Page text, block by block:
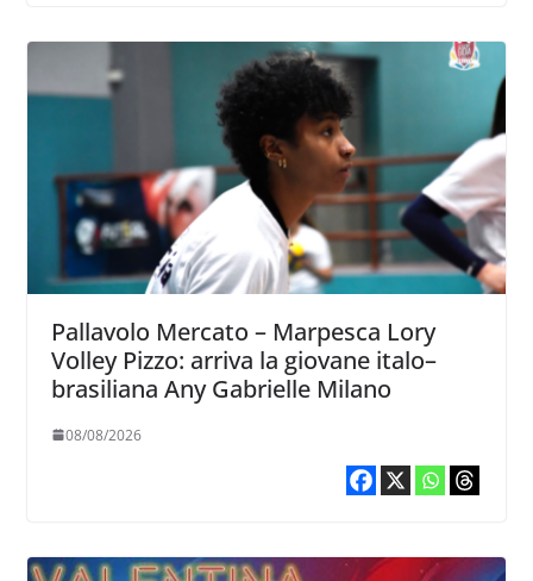
Pallavolo Mercato – Marpesca Lory
Volley Pizzo: arriva la giovane italo–
brasiliana Any Gabrielle Milano
08/08/2026